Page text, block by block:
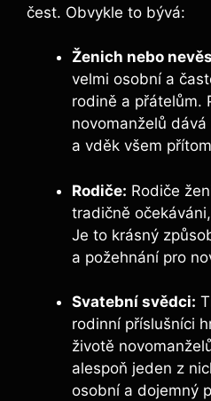
čest. ​Obvykle to bývá:
Ženich ⁤nebo
⁤velmi ​osobní⁢ a
rodině a přátelům.
novomanželů
a vděk všem
Rodiče: Rodiče‍
tradičně
Je to krásný
⁢a⁢ požehnání pro
Svatební svědci:
rodinní ‌příslušníci
životě
alespoň jeden z
osobní a‌ dojemný